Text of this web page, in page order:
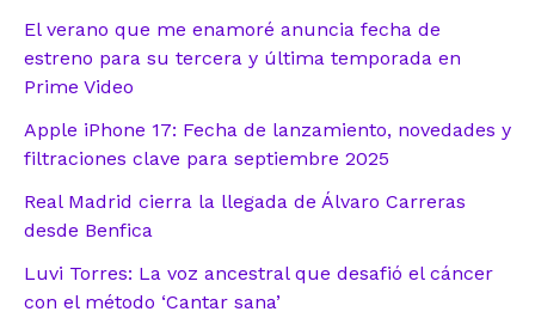
El verano que me enamoré anuncia fecha de
estreno para su tercera y última temporada en
Prime Video
Apple iPhone 17: Fecha de lanzamiento, novedades y
filtraciones clave para septiembre 2025
Real Madrid cierra la llegada de Álvaro Carreras
desde Benfica
Luvi Torres: La voz ancestral que desafió el cáncer
con el método ‘Cantar sana’